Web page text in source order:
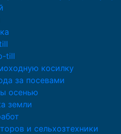
till
косилку
за посевами
осенью
земли
и сельхозтехники